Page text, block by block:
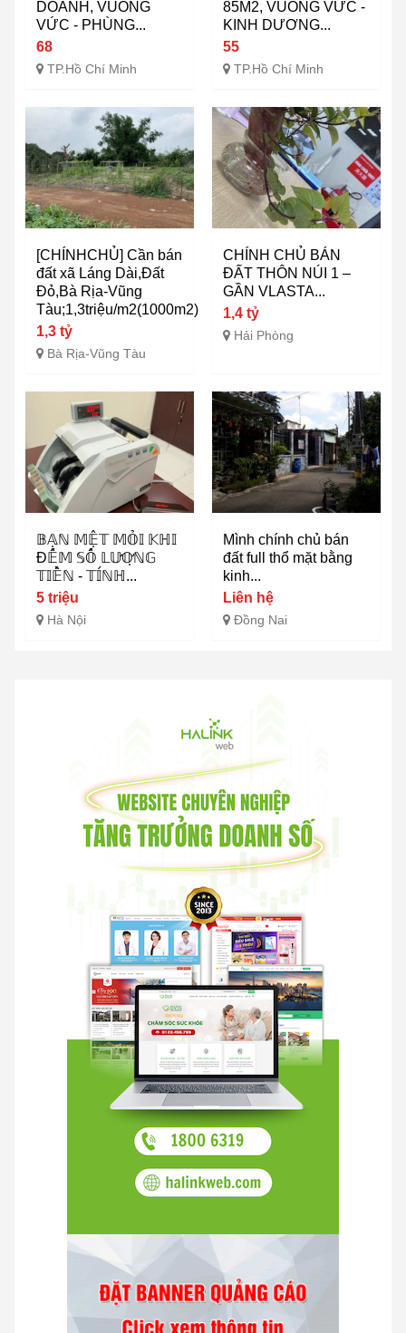
DOANH, VUÔNG
VỨC - PHÙNG...
68
TP.Hồ Chí Minh
85M2, VUÔNG VỨC -
KINH DƯƠNG...
55
TP.Hồ Chí Minh
[CHÍNHCHỦ] Cần bán
đất xã Láng Dài,Đất
Đỏ,Bà Rịa-Vũng
Tàu;1,3triệu/m2(1000m2)
1,3 tỷ
Bà Rịa-Vũng Tàu
CHÍNH CHỦ BÁN
ĐẤT THÔN NÚI 1 –
GẦN VLASTA...
1,4 tỷ
Hải Phòng
𝔹𝔸̣ℕ 𝕄𝔼̣̂𝕋 𝕄𝕆̉𝕀 𝕂ℍ𝕀
Đ𝔼̂́𝕄 𝕊𝕆̂́ 𝕃𝕌̛𝕆̛̣ℕ𝔾
𝕋𝕀𝔼̂̀ℕ - 𝕋𝕀́ℕℍ...
5 triệu
Hà Nội
Mình chính chủ bán
đất full thổ mặt bằng
kinh...
Liên hệ
Đồng Nai